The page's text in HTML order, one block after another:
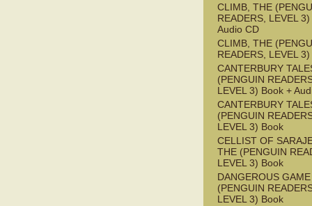
CLIMB, THE
READERS, LEVEL
Audio CD
CLIMB, THE
READERS, LEVEL
CANTERBURY
(PENGUIN
LEVEL 3) Book +
CANTERBURY
(PENGUIN
LEVEL 3) Book
CELLIST OF
THE (PENGUIN
LEVEL 3) Book
DANGEROUS GAME
(PENGUIN
LEVEL 3) Book